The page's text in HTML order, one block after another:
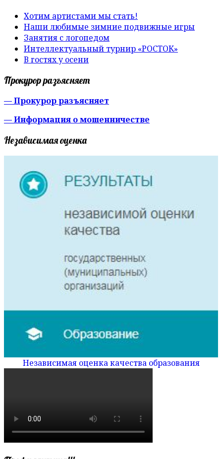
Хотим артистами мы стать!
Наши любимые зимние подвижные игры
Занятия с логопедом
Интеллектуальный турнир «РОСТОК»
В гостях у осени
Прокурор разъясняет
— Прокурор разъясняет
— Информация о мошенничестве
Независимая оценка
Независимая оценка качества образования